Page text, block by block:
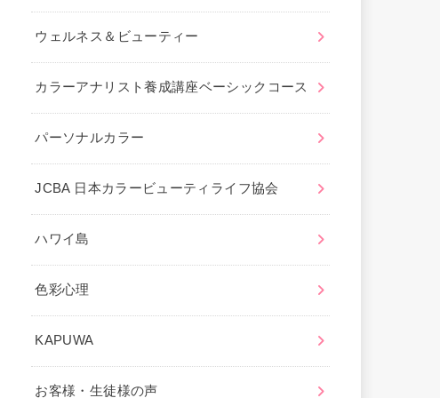
ウェルネス＆ビューティー
カラーアナリスト養成講座ベーシックコース
パーソナルカラー
JCBA 日本カラービューティライフ協会
ハワイ島
色彩心理
KAPUWA
お客様・生徒様の声